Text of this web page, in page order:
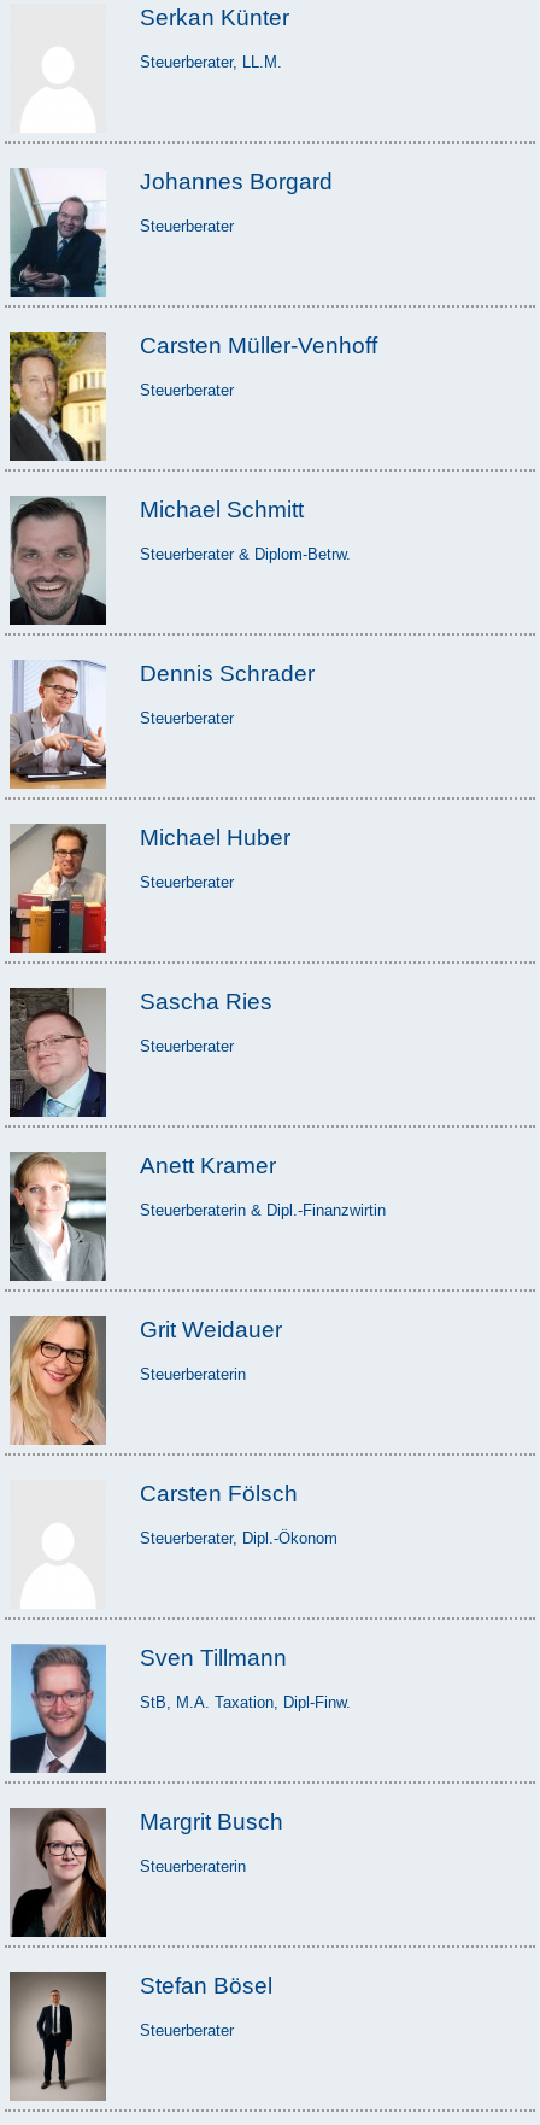
Serkan Künter
Steuerberater, LL.M.
Johannes Borgard
Steuerberater
Carsten Müller-Venhoff
Steuerberater
Michael Schmitt
Steuerberater & Diplom-Betrw.
Dennis Schrader
Steuerberater
Michael Huber
Steuerberater
Sascha Ries
Steuerberater
Anett Kramer
Steuerberaterin & Dipl.-Finanzwirtin
Grit Weidauer
Steuerberaterin
Carsten Fölsch
Steuerberater, Dipl.-Ökonom
Sven Tillmann
StB, M.A. Taxation, Dipl-Finw.
Margrit Busch
Steuerberaterin
Stefan Bösel
Steuerberater